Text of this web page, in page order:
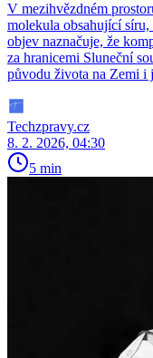
V mezihvězdném
molekula obsahující
objev naznačuje, že
za hranicemi Sluneční
původu života na Zemi i
Techzpravy.cz
8. 2. 2026, 04:30
5 min